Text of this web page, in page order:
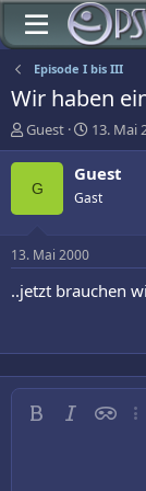
Episode I bis III
Wir haben
E
r
s
e
r
Guest
E
r
s
e
t
a
13. Mai
G
Guest
Gast
13. Mai 2000
..jetzt brauchen
Fett KursivInline-